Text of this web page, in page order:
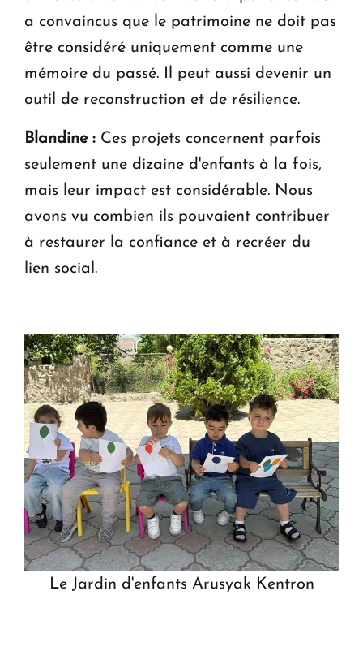
a convaincus que le patrimoine ne doit pas
être considéré uniquement comme une
mémoire du passé. Il peut aussi devenir un
outil de reconstruction et de résilience.
Blandine : Ces projets concernent parfois
seulement une dizaine d'enfants à la fois,
mais leur impact est considérable. Nous
avons vu combien ils pouvaient contribuer
à restaurer la confiance et à recréer du
lien social.
​Le Jardin d'enfants Arusyak Kentron